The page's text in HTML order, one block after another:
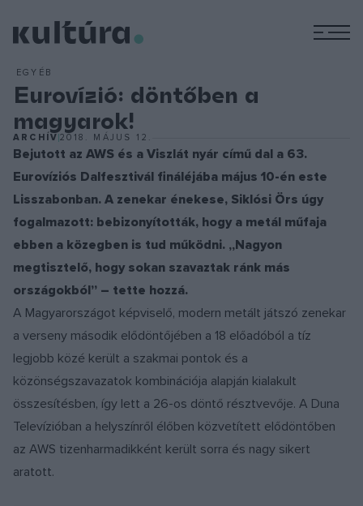
EGYÉB
Eurovízió: döntőben a
magyarok!
ARCHÍV2018. MÁJUS 12.
Bejutott az AWS és a Viszlát nyár című dal a 63.
Eurovíziós Dalfesztivál fináléjába május 10-én este
Lisszabonban. A zenekar énekese, Siklósi Örs úgy
fogalmazott: bebizonyították, hogy a metál műfaja
ebben a közegben is tud működni. „Nagyon
megtisztelő, hogy sokan szavaztak ránk más
országokból” – tette hozzá.
A Magyarországot képviselő, modern metált játszó zenekar
a verseny második elődöntőjében a 18 előadóból a tíz
legjobb közé került a szakmai pontok és a
közönségszavazatok kombinációja alapján kialakult
összesítésben, így lett a 26-os döntő résztvevője. A Duna
Televízióban a helyszínről élőben közvetített elődöntőben
az AWS tizenharmadikként került sorra és nagy sikert
aratott.